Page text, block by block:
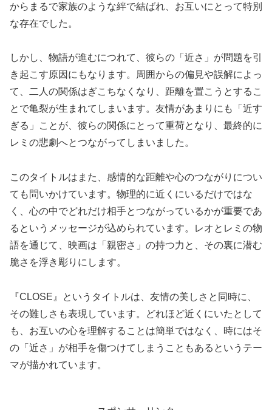
からまるで家族のような絆で結ばれ、お互いにとって特別
な存在でした。
しかし、物語が進むにつれて、彼らの「近さ」が問題を引
き起こす原因にもなります。周囲からの偏見や誤解によっ
て、二人の関係はぎこちなくなり、距離を置こうとするこ
とで亀裂が生まれてしまいます。友情があまりにも「近す
ぎる」ことが、彼らの関係にとって重荷となり、最終的に
レミの悲劇へとつながってしまいました。
このタイトルはまた、感情的な距離や心のつながりについ
ても問いかけています。物理的に近くにいるだけではな
く、心の中でどれだけ相手とつながっているかが重要であ
るというメッセージが込められています。レオとレミの物
語を通じて、映画は「親密さ」の持つ力と、その裏に潜む
脆さを浮き彫りにします。
『CLOSE』というタイトルは、友情の美しさと同時に、
その難しさも表現しています。どれほど近くにいたとして
も、お互いの心を理解することは簡単ではなく、時にはそ
の「近さ」が相手を傷つけてしまうこともあるというテー
マが描かれています。